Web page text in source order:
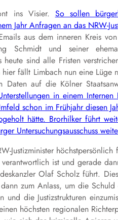
ins Visier. So sollen
Jahr Anfragen an das NRW-
aus dem inneren Kreis
Schmidt und seiner
heute sind alle Fristen
hier fällt Limbach nun eine
auf die Kölner
in einem
schon im Frühjahr diesen
hätte. Brorhilker führt
Untersuchungsausschuss
Justizminister
ist und gerade
Olaf Scholz führt.
zum Anlass, um die
und die Justizstrukturen
höchsten regionalen